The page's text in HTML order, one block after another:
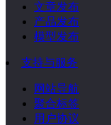
文章发布
产品发布
模型发布
支持与服务
网站导航
聚合标签
用户协议